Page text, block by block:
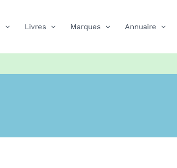
Livres Marques Annuaire